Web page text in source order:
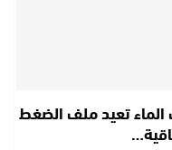
تعيد ملف الضغط